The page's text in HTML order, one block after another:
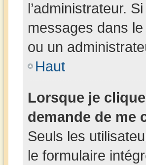
l’administrateur.
messages dans
ou un
Haut
Lorsque je
demande de me
Seuls les
le formulaire